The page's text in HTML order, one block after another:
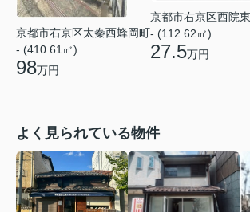
京都市右京区太秦西蜂岡町
- (410.61㎡)
98万円
京都市右京区西院
- (112.62㎡)
27.5万円
よく見られている物件